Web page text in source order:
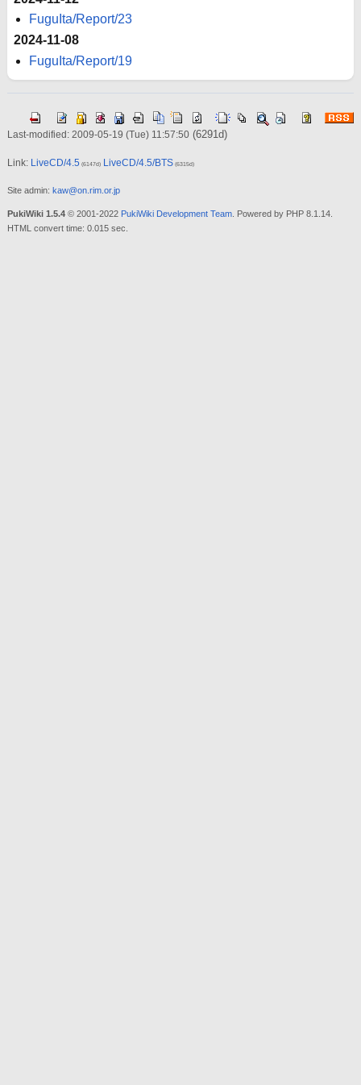
FuguIta/Report/23
2024-11-08
FuguIta/Report/19
Last-modified: 2009-05-19 (Tue) 11:57:50(6291d)
Link: LiveCD/4.5 (6147d) LiveCD/4.5/BTS(6315d)
Site admin: kaw@on.rim.or.jp
PukiWiki 1.5.4© 2001-2022 PukiWiki Development Team. Powered by PHP 8.1.14.
HTML convert time: 0.015 sec.